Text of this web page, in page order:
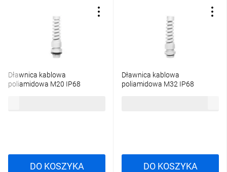
Dławnica kablowa
poliamidowa M20 IP68
DO KOSZYKA
Dławnica kablowa
poliamidowa M32 IP68
DO KOSZYKA